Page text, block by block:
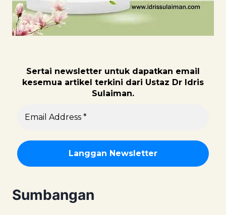
Sertai newsletter untuk dapatkan email
kesemua artikel terkini dari Ustaz Dr Idris
Sulaiman.
Sumbangan